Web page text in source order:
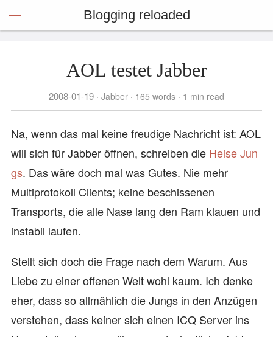
Blogging reloaded
AOL testet Jabber
2008-01-19 Jabber 165 words 1 min read
Na, wenn das mal keine freudige Nachricht ist: AOL
will sich für Jabber öffnen, schreiben die Heise Jun
gs. Das wäre doch mal was Gutes. Nie mehr
Multiprotokoll Clients; keine beschissenen
Transports, die alle Nase lang den Ram klauen und
instabil laufen.
Stellt sich doch die Frage nach dem Warum. Aus
Liebe zu einer offenen Welt wohl kaum. Ich denke
eher, dass so allmählich die Jungs in den Anzügen
verstehen, dass keiner sich einen ICQ Server ins